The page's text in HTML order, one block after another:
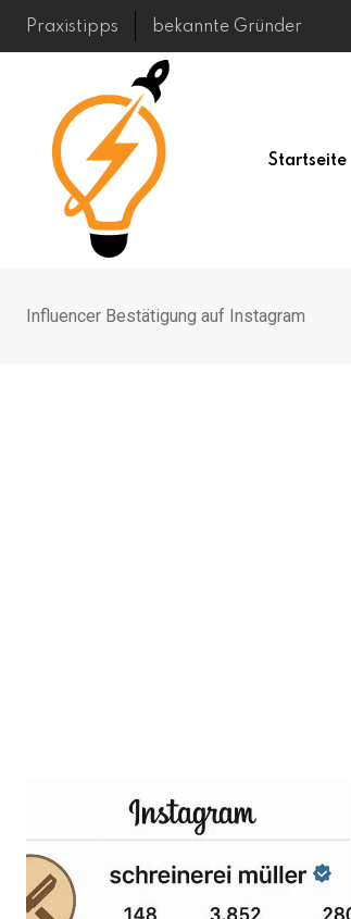
Skip
Praxistipps bekannte Gründer
Startseite
Influencer Bestätigung auf Instagram